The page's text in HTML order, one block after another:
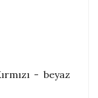
- beyaz